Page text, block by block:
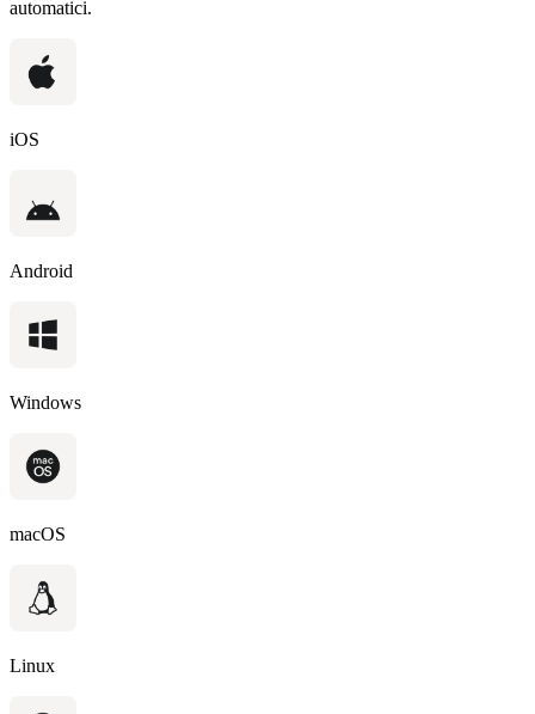
automatici.
iOS
Android
Windows
macOS
Linux